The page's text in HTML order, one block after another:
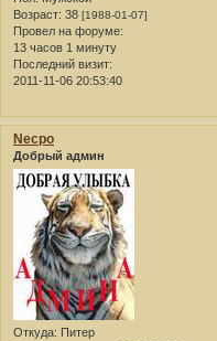
Возраст: 38 [1988-01-07]
Провел на форуме:
13 часов 1 минуту
Последний визит:
2011-11-06 20:53:40
Necpo
Добрый админ
Откуда: Питер